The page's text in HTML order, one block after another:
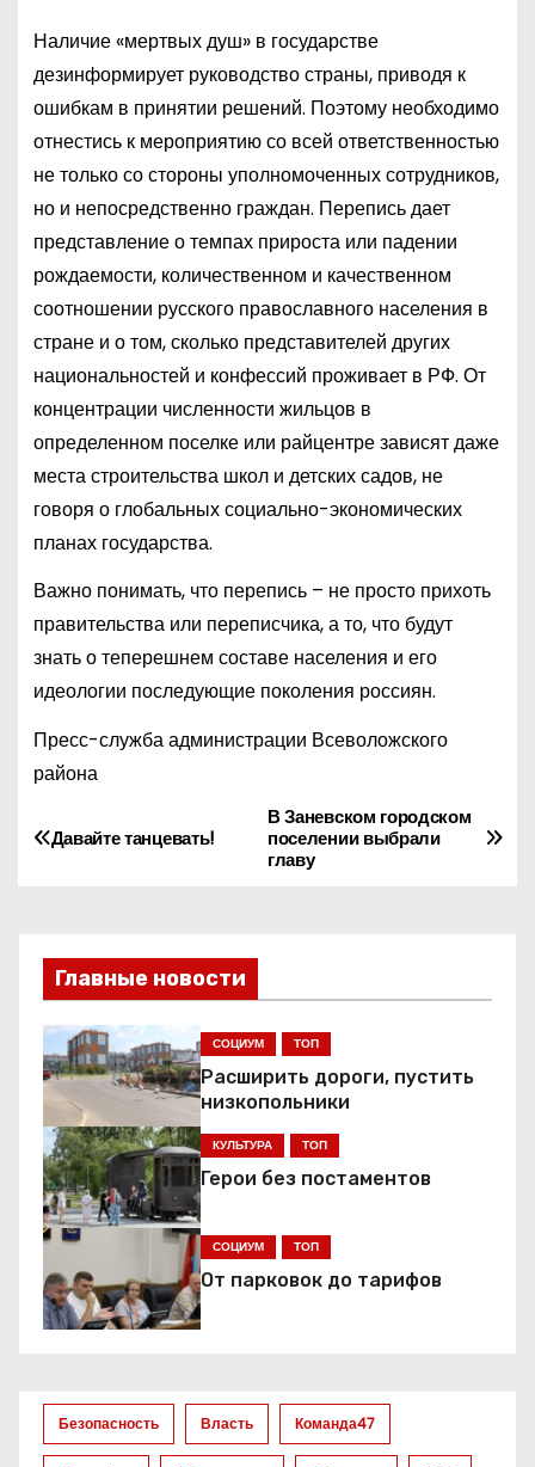
Наличие «мертвых душ» в государстве
дезинформирует руководство страны, приводя к
ошибкам в принятии решений. Поэтому необходимо
отнестись к мероприятию со всей ответственностью
не только со стороны уполномоченных сотрудников,
но и непосредственно граждан. Перепись дает
представление о темпах прироста или падении
рождаемости, количественном и качественном
соотношении русского православного населения в
стране и о том, сколько представителей других
национальностей и конфессий проживает в РФ. От
концентрации численности жильцов в
определенном поселке или райцентре зависят даже
места строительства школ и детских садов, не
говоря о глобальных социально-экономических
планах государства.
Важно понимать, что перепись – не просто прихоть
правительства или переписчика, а то, что будут
знать о теперешнем составе населения и его
идеологии последующие поколения россиян.
Пресс-служба администрации Всеволожского
района
Н
г
а
ц
и
я
п
о
а
В Заневском городском
поселении выбрали
главу
Давайте танцевать!
Главные новости
СОЦИУМ ТОП
Расширить дороги, пустить
низкопольники
КУЛЬТУРА ТОП
Герои без постаментов
СОЦИУМ ТОП
От парковок до тарифов
Безопасность Власть Команда47